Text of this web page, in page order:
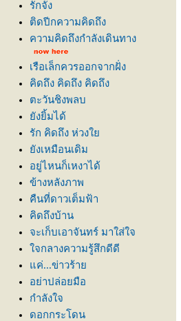
รักจัง
ติดปีกความคิดถึง
ความคิดถึงกำลังเดินทาง
เรือเล็กควรออกจากฝั่ง
คิดถึง คิดถึง คิดถึง
ตะวันชิงพลบ
ังยิ้มได้
รัก คิดถึง ห่วง
ังเหมือนเดิม
อยู่ไหนก็เหงาได้
ข้างหลังภาพ
คืนที่ดาวเต็มฟ้า
คิดถึงบ้าน
จะเก็บเอาจันทร์ มาใส่ใจ
จกลางความรู้สึกดีดี
ค่...ข่าวร้า
อย่าปล่อยมือ
กำลังใจ
ดอกกระโดน